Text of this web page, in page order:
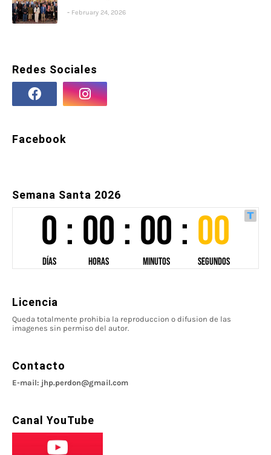
February 24, 2026
Redes Sociales
Facebook
Semana Santa 2026
Licencia
Queda totalmente prohibia la reproduccion o difusion de las
imagenes sin permiso del autor.
Contacto
E-mail: jhp.perdon@gmail.com
Canal YouTube